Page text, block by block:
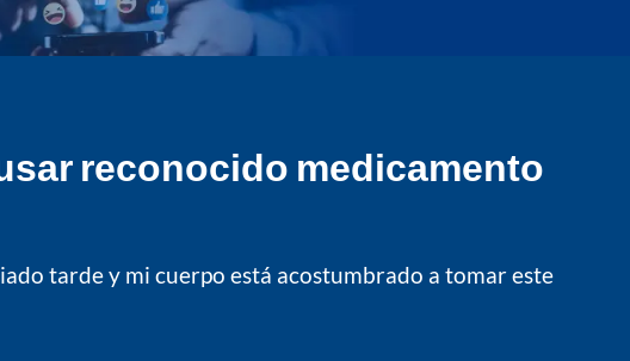
reconocido medicamento
tarde y mi cuerpo está acostumbrado a tomar este